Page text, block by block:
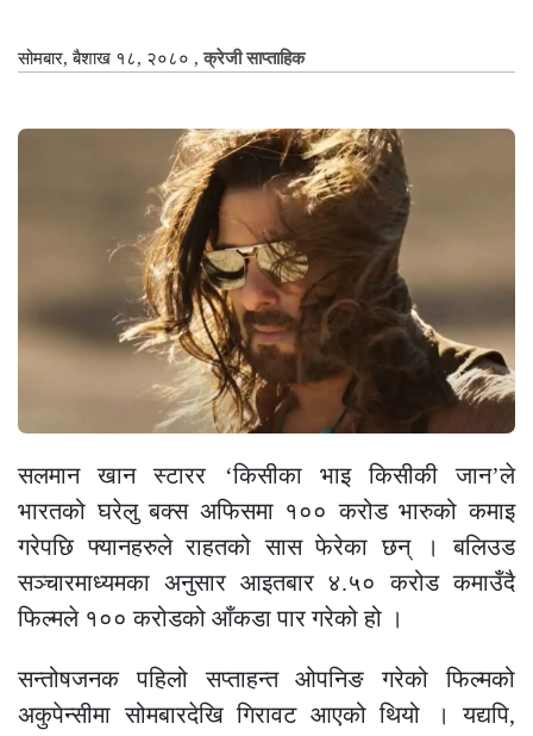
सोमबार, बैशाख १८, २०८० ,क्रेजी साप्ताहिक
सलमान खान स्टारर ‘किसीका भाइ किसीकी जान’ले
भारतको घरेलु बक्स अफिसमा १०० करोड भारुको कमाइ
गरेपछि फ्यानहरुले राहतको सास फेरेका छन् । बलिउड
सञ्चारमाध्यमका अनुसार आइतबार ४.५० करोड कमाउँदै
फिल्मले १०० करोडको आँकडा पार गरेको हो ।
सन्तोषजनक पहिलो सप्ताहन्त ओपनिङ गरेको फिल्मको
अकुपेन्सीमा सोमबारदेखि गिरावट आएको थियो । यद्यपि,